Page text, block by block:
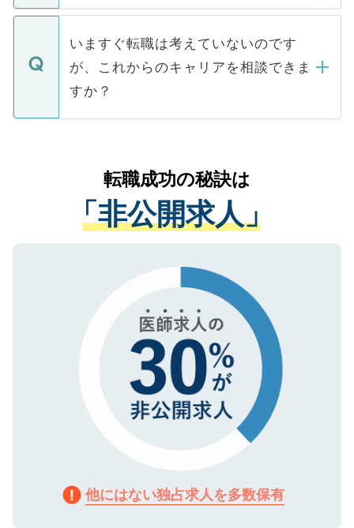
関を公にしてしまうと、応募が殺到する場
に、医療機関が求める条件に合った人材の
みを人材紹介会社に依頼するケースが増え
ています。
定を承諾する必要はありません。内定先へ
の辞退の連絡はキャリアパートナーが行い
ますので、ご安心ください。
個人情報が漏えいすることはありませんの
で、ご安心ください。当サイトからの登録
などで収集したご登録者様の個人情報は、
ご本人のキャリアアップおよび転職活動の
支援を目的に使用いたします。お預かりし
ているすべての個人データはご本人の許可
は、個人情報の取り扱いについての厳密な
管理基準を満たした事業者のみに付与され
る、プライバシーマークを取得済みです。
ご登録いただいた個人情報は、SSL（デー
で、機密保持に関してもご安心ください。
いますぐ転職は考えていないのです
が、これからのキャリアを相談できま
すか？
かがいして、現在の医療機関の状況や紹介
経験をまじえながら、適切なアドバイスを
させていただきます。すぐにご転職をされ
ない方には、長期的なサポートが可能です
ので、まずはご登録ください。
転職成功の秘訣は
「非公開求人」
他にはない独占求人を多数保有